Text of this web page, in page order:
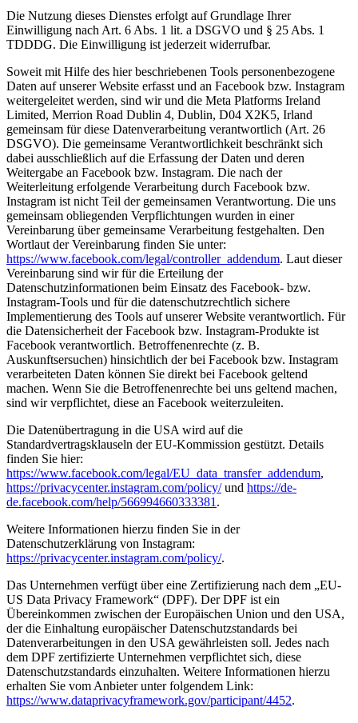
Die Nutzung dieses Dienstes erfolgt auf Grundlage Ihrer
Einwilligung nach Art. 6 Abs. 1 lit. a DSGVO und § 25 Abs. 1
TDDDG. Die Einwilligung ist jederzeit widerrufbar.
Soweit mit Hilfe des hier beschriebenen Tools personenbezogene
Daten auf unserer Website erfasst und an Facebook bzw. Instagram
weitergeleitet werden, sind wir und die Meta Platforms Ireland
Limited, Merrion Road Dublin 4, Dublin, D04 X2K5, Irland
gemeinsam für diese Datenverarbeitung verantwortlich (Art. 26
DSGVO). Die gemeinsame Verantwortlichkeit beschränkt sich
dabei ausschließlich auf die Erfassung der Daten und deren
Weitergabe an Facebook bzw. Instagram. Die nach der
Weiterleitung erfolgende Verarbeitung durch Facebook bzw.
Instagram ist nicht Teil der gemeinsamen Verantwortung. Die uns
gemeinsam obliegenden Verpflichtungen wurden in einer
Vereinbarung über gemeinsame Verarbeitung festgehalten. Den
Wortlaut der Vereinbarung finden Sie unter:
https://www.facebook.com/legal/controller_addendum. Laut dieser
Vereinbarung sind wir für die Erteilung der
Datenschutzinformationen beim Einsatz des Facebook- bzw.
Instagram-Tools und für die datenschutzrechtlich sichere
Implementierung des Tools auf unserer Website verantwortlich. Für
die Datensicherheit der Facebook bzw. Instagram-Produkte ist
Facebook verantwortlich. Betroffenenrechte (z. B.
Auskunftsersuchen) hinsichtlich der bei Facebook bzw. Instagram
verarbeiteten Daten können Sie direkt bei Facebook geltend
machen. Wenn Sie die Betroffenenrechte bei uns geltend machen,
sind wir verpflichtet, diese an Facebook weiterzuleiten.
Die Datenübertragung in die USA wird auf die
Standardvertragsklauseln der EU-Kommission gestützt. Details
finden Sie hier:
https://www.facebook.com/legal/EU_data_transfer_addendum,
https://privacycenter.instagram.com/policy/und https://de-
de.facebook.com/help/566994660333381 .
Weitere Informationen hierzu finden Sie in der
Datenschutzerklärung von Instagram:
https://privacycenter.instagram.com/policy/.
Das Unternehmen verfügt über eine Zertifizierung nach dem „EU-
US Data Privacy Framework“ (DPF). Der DPF ist ein
Übereinkommen zwischen der Europäischen Union und den USA,
der die Einhaltung europäischer Datenschutzstandards bei
Datenverarbeitungen in den USA gewährleisten soll. Jedes nach
dem DPF zertifizierte Unternehmen verpflichtet sich, diese
Datenschutzstandards einzuhalten. Weitere Informationen hierzu
erhalten Sie vom Anbieter unter folgendem Link:
https://www.dataprivacyframework.gov/participant/4452.